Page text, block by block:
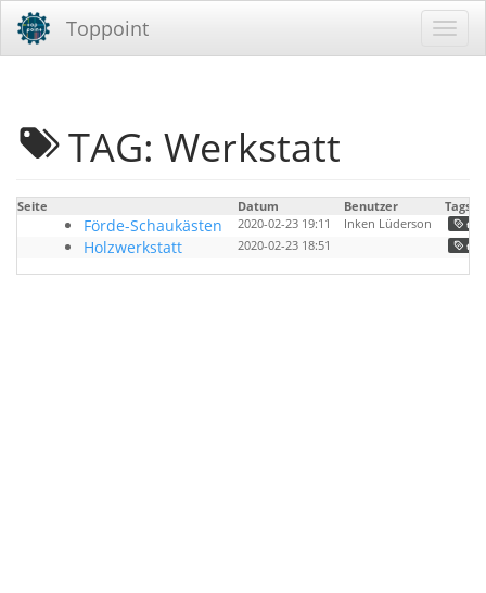
Toppoint
TAG: Werkstatt
Seite Datum Benutzer Tags
Förde-Schaukästen 2020-02-23 19:11 Inken Lüderson
Holzwerkstatt 2020-02-23 18:51